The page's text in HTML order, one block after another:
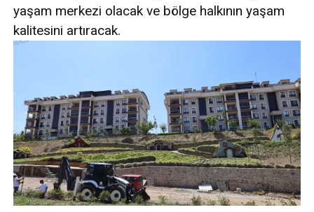
yaşam merkezi olacak ve bölge halkının yaşam
kalitesini artıracak.